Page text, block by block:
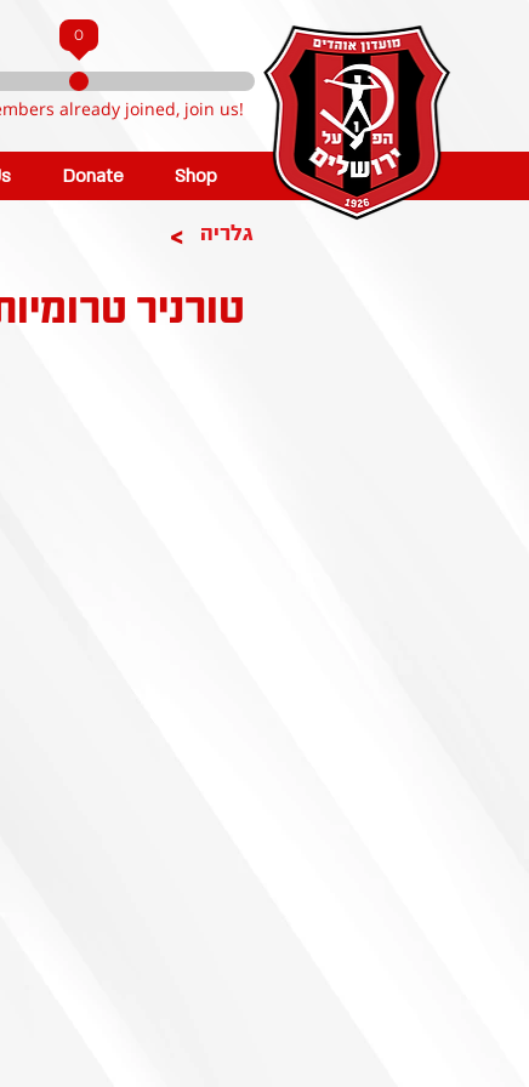
0
already joined, join us!
Donate Shop
> גלריה
טורניר